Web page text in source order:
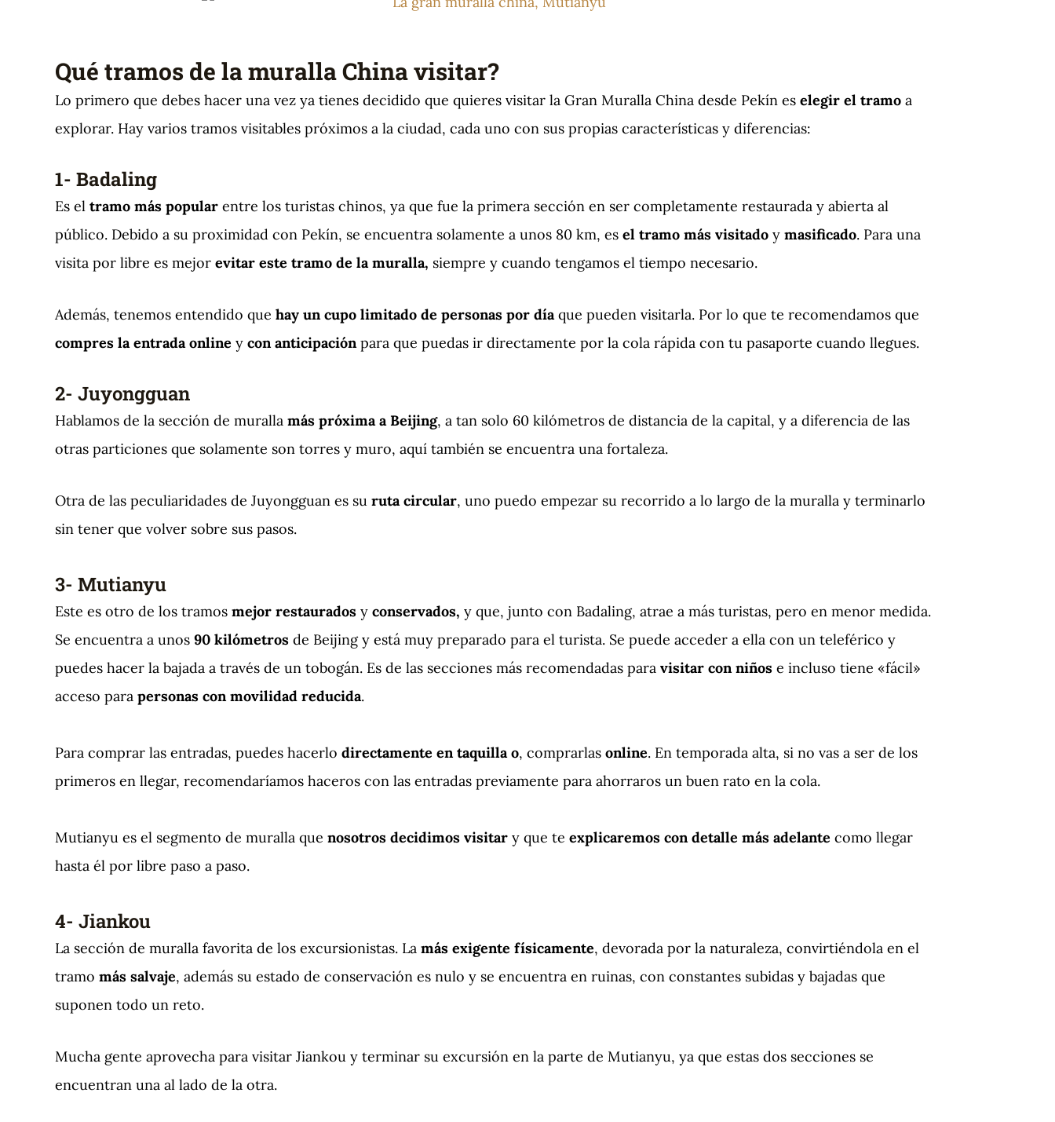
Qué tramos de la muralla China visitar?
Lo primero que debes hacer una vez ya tienes decidido que quieres visitar la Gran Muralla China desde Pekín es elegir el tramo a
explorar. Hay varios tramos visitables próximos a la ciudad, cada uno con sus propias características y diferencias:
1- Badaling
Es el tramo más popular entre los turistas chinos, ya que fue la primera sección en ser completamente restaurada y abierta al
público. Debido a su proximidad con Pekín, se encuentra solamente a unos 80 km, es el tramo más visitado y masificado. Para una
visita por libre es mejor evitar este tramo de la muralla, siempre y cuando tengamos el tiempo necesario.
Además, tenemos entendido que hay un cupo limitado de personas por díaque pueden visitarla. Por lo que te recomendamos que
compres la entrada online y con anticipaciónpara que puedas ir directamente por la cola rápida con tu pasaporte cuando llegues.
2- Juyongguan
Hablamos de la sección de muralla más próxima a Beijing, a tan solo 60 kilómetros de distancia de la capital, y a diferencia de las
otras particiones que solamente son torres y muro, aquí también se encuentra una fortaleza.
Otra de las peculiaridades de Juyongguan es su ruta circular, uno puedo empezar su recorrido a lo largo de la muralla y terminarlo
sin tener que volver sobre sus pasos.
3- Mutianyu
Este es otro de los tramos mejor restaurados y conservados, y que, junto con Badaling, atrae a más turistas, pero en menor medida.
Se encuentra a unos 90 kilómetros de Beijing y está muy preparado para el turista. Se puede acceder a ella con un teleférico y
puedes hacer la bajada a través de un tobogán. Es de las secciones más recomendadas para visitar con niños e incluso tiene «fácil»
acceso para personas con movilidad reducida.
Para comprar las entradas, puedes hacerlo directamente en taquilla o, comprarlas online. En temporada alta, si no vas a ser de los
primeros en llegar, recomendaríamos haceros con las entradas previamente para ahorraros un buen rato en la cola.
Mutianyu es el segmento de muralla que nosotros decidimos visitar y que te explicaremos con detalle más adelante como llegar
hasta él por libre paso a paso.
4- Jiankou
La sección de muralla favorita de los excursionistas. La más exigente físicamente, devorada por la naturaleza, convirtiéndola en el
tramo más salvaje, además su estado de conservación es nulo y se encuentra en ruinas, con constantes subidas y bajadas que
suponen todo un reto.
Mucha gente aprovecha para visitar Jiankou y terminar su excursión en la parte de Mutianyu, ya que estas dos secciones se
encuentran una al lado de la otra.